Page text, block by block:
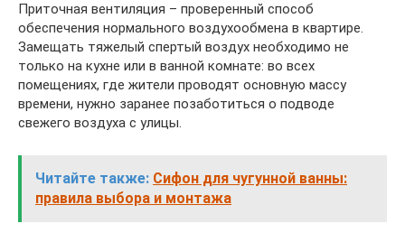
Приточная вентиляция – проверенный способ
обеспечения нормального воздухообмена в квартире.
Замещать тяжелый спертый воздух необходимо не
только на кухне или в ванной комнате: во всех
помещениях, где жители проводят основную массу
времени, нужно заранее позаботиться о подводе
свежего воздуха с улицы.
Читайте также: Сифон для чугунной ванны:
правила выбора и монтажа